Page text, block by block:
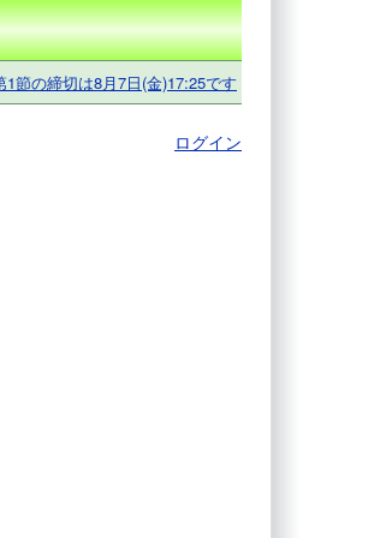
1節の締切は8月7日(金)17:25です
ログイン